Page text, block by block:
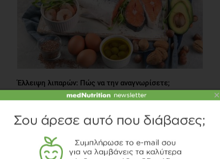
Έλλειψη λιπαρών: Πώς να την αναγνωρίσετε;
×